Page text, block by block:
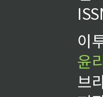
이
윤
브